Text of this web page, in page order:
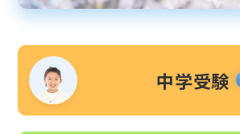
中学受験